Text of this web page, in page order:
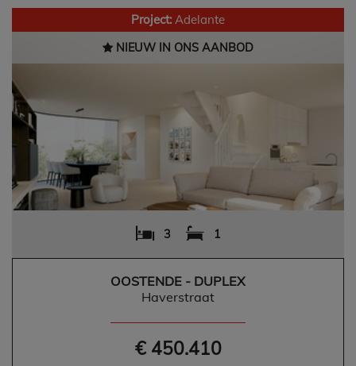
Project: Adelante
NIEUW IN ONS AANBOD
3 1
OOSTENDE - DUPLEX
Haverstraat
€ 450.410